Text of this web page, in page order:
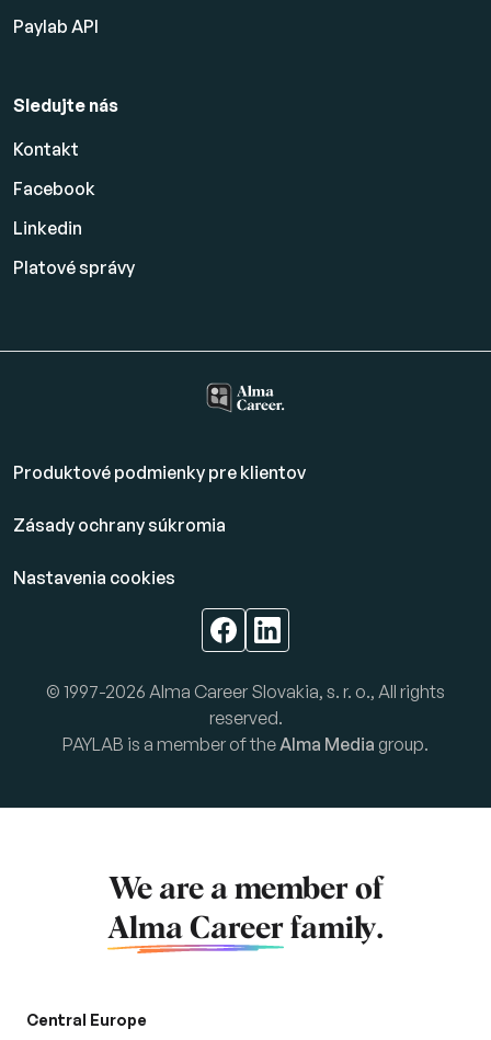
Paylab API
Sledujte nás
Kontakt
Facebook
Linkedin
Platovésprávy
Produktové podmienky pre klientov
Zásady ochrany súkromia
Nastavenia cookies
© 1997-2026 Alma Career Slovakia, s. r. o., All rights
reserved.
PAYLAB is a member of theAlma Media group.
We are a member of
Alma Career family.
Central Europe